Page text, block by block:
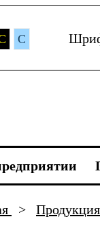
C
> Продукция